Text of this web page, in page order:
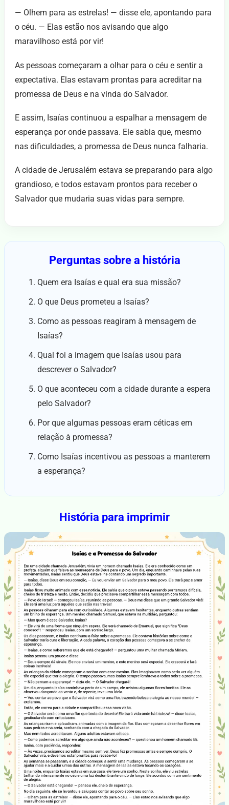
— Olhem para as estrelas! — disse ele, apontando para
o céu. — Elas estão nos avisando que algo
maravilhoso está por vir!
As pessoas começaram a olhar para o céu e sentir a
expectativa. Elas estavam prontas para acreditar na
promessa de Deus e na vinda do Salvador.
E assim, Isaías continuou a espalhar a mensagem de
esperança por onde passava. Ele sabia que, mesmo
nas dificuldades, a promessa de Deus nunca falharia.
A cidade de Jerusalém estava se preparando para algo
grandioso, e todos estavam prontos para receber o
Salvador que mudaria suas vidas para sempre.
Perguntas sobre a história
Quem era Isaías e qual era sua missão?
O que Deus prometeu a Isaías?
Como as pessoas reagiram à mensagem de
Isaías?
Qual foi a imagem que Isaías usou para
descrever o Salvador?
O que aconteceu com a cidade durante a espera
pelo Salvador?
Por que algumas pessoas eram céticas em
relação à promessa?
Como Isaías incentivou as pessoas a manterem
a esperança?
História para imprimir